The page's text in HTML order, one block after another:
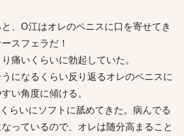
、O江はオレのペニスに口を寄せてき
スフェラだ！
痛いくらいに勃起していた。
になるくらい反り返るオレのペニスに
い角度に傾ける。
らいにソフトに舐めてきた。病んでる
っているので、オレは随分高まること